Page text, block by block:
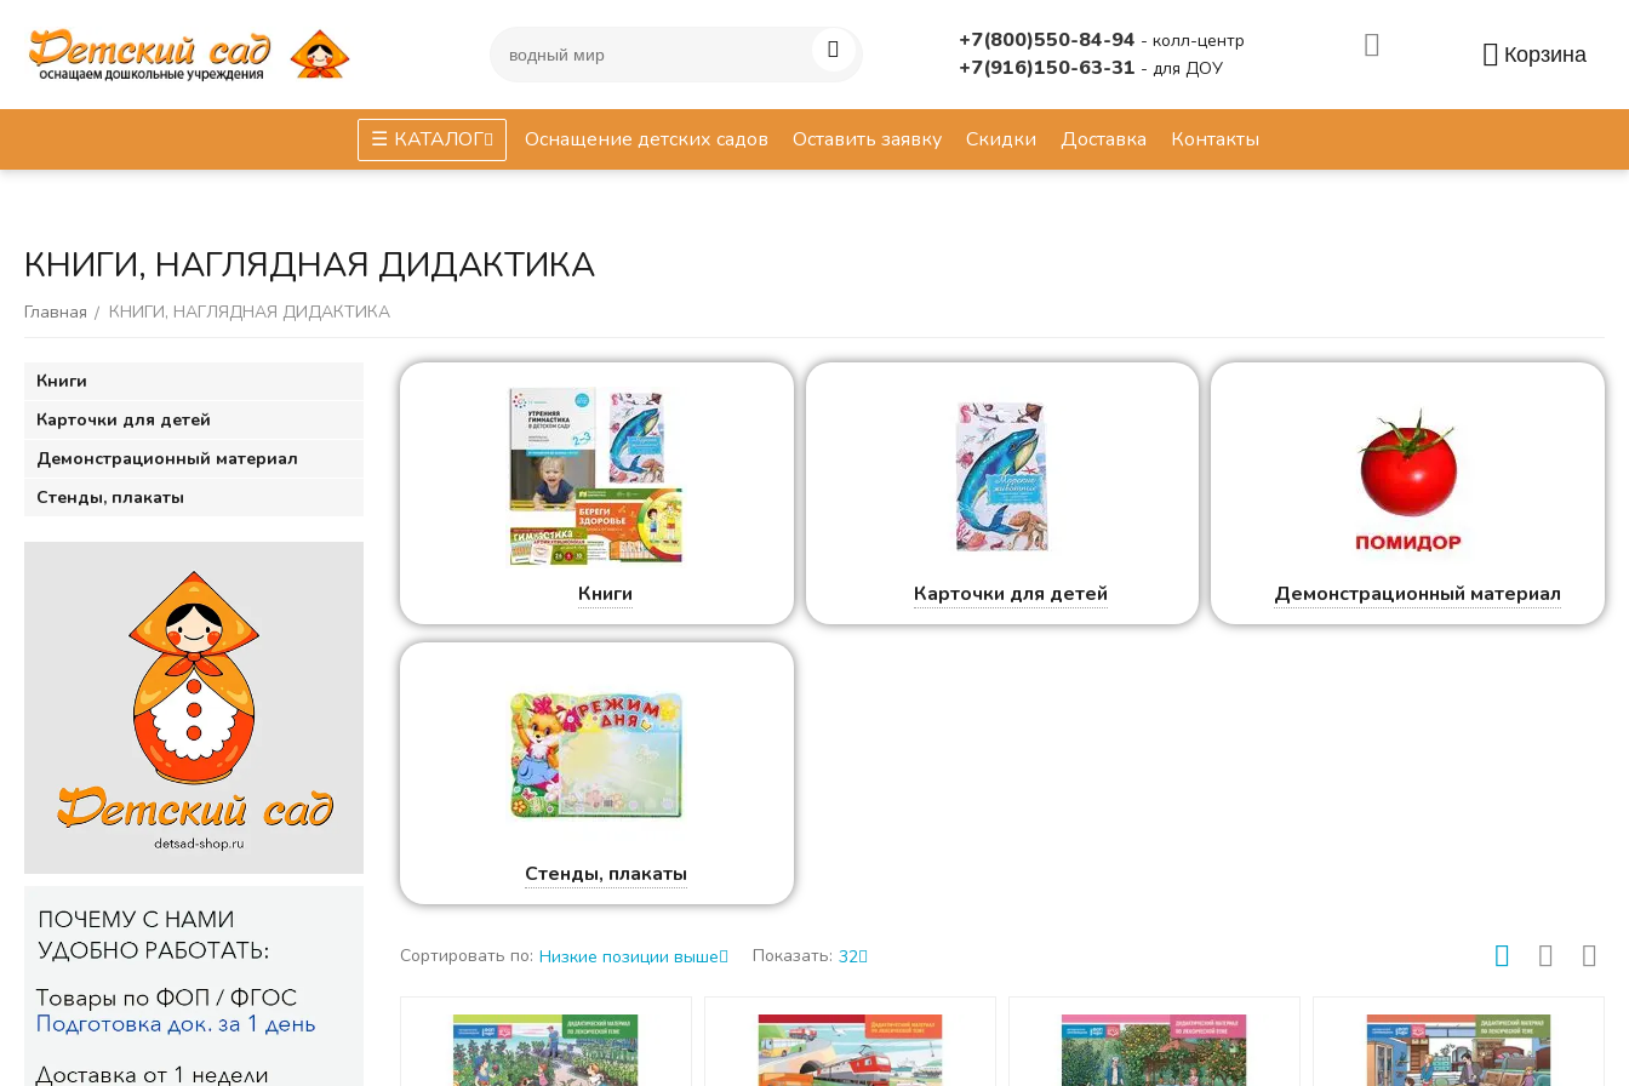
+7(800)550-84-94 - колл-центр
+7(916)150-63-31 - для ДОУ
Корзина
КАТАЛОГ Оснащение детских садов Оставить заявку Скидки Доставка Контакты
КНИГИ, НАГЛЯДНАЯ ДИДАКТИКА
Главная / КНИГИ, НАГЛЯДНАЯ ДИДАКТИКА
Книги Карточки для детей Демонстрационный материал
Стенды, плакаты
Сортировать по: Низкие позиции выше Показать: 32
Книги
Карточки для детей
Демонстрационный материал
Стенды, плакаты